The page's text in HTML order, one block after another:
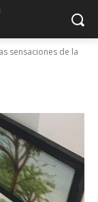
sensaciones de la